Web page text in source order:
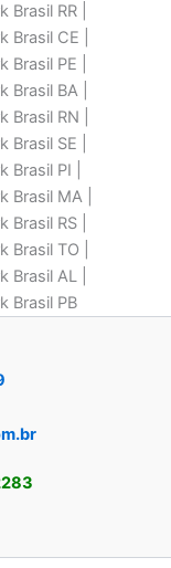
RR |
CE |
PE |
BA |
RN |
SE |
PI |
Brasil MA |
RS |
TO |
AL |
Brasil PB